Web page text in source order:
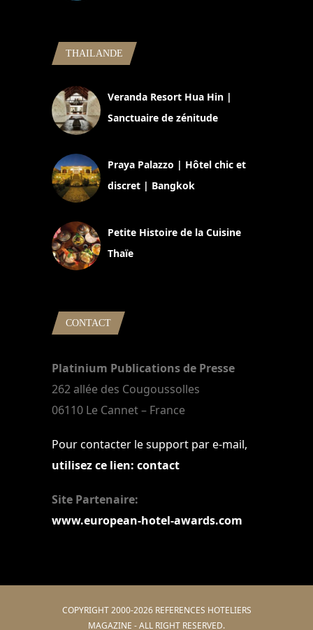
THAILANDE
Veranda Resort Hua Hin |
Sanctuaire de zénitude
Praya Palazzo | Hôtel chic et
discret | Bangkok
Petite Histoire de la Cuisine
Thaïe
CONTACT
Platinium Publications de Presse
262 allée des Cougoussolles
06110 Le Cannet – France
Pour contacter le support par e-mail,
utilisez ce lien: contact
Site Partenaire:
www.european-hotel-awards.com
COPYRIGHT 2000-2026 REFERENCES HOTELIERS
MAGAZINE - ALL RIGHT RESERVED.